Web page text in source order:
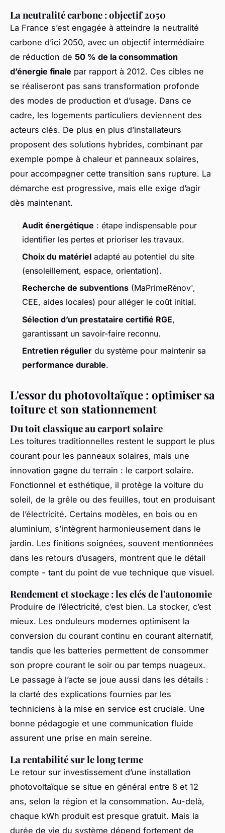
La neutralité carbone : objectif 2050
La France s’est engagée à atteindre la neutralité
carbone d’ici 2050, avec un objectif intermédiaire
de réduction de 50 % de la consommation
d’énergie finale par rapport à 2012. Ces cibles ne
se réaliseront pas sans transformation profonde
des modes de production et d’usage. Dans ce
cadre, les logements particuliers deviennent des
acteurs clés. De plus en plus d’installateurs
proposent des solutions hybrides, combinant par
exemple pompe à chaleur et panneaux solaires,
pour accompagner cette transition sans rupture. La
démarche est progressive, mais elle exige d’agir
dès maintenant.
Audit énergétique : étape indispensable pour
identifier les pertes et prioriser les travaux.
Choix du matériel adapté au potentiel du site
(ensoleillement, espace, orientation).
Recherche de subventions (MaPrimeRénov',
CEE, aides locales) pour alléger le coût initial.
Sélection d’un prestataire certifié RGE,
garantissant un savoir-faire reconnu.
Entretien régulier du système pour maintenir sa
performance durable.
L'essor du photovoltaïque : optimiser sa
toiture et son stationnement
Du toit classique au carport solaire
Les toitures traditionnelles restent le support le plus
courant pour les panneaux solaires, mais une
innovation gagne du terrain : le carport solaire.
Fonctionnel et esthétique, il protège la voiture du
soleil, de la grêle ou des feuilles, tout en produisant
de l’électricité. Certains modèles, en bois ou en
aluminium, s’intègrent harmonieusement dans le
jardin. Les finitions soignées, souvent mentionnées
dans les retours d’usagers, montrent que le détail
compte - tant du point de vue technique que visuel.
Rendement et stockage : les clés de l'autonomie
Produire de l’électricité, c’est bien. La stocker, c’est
mieux. Les onduleurs modernes optimisent la
conversion du courant continu en courant alternatif,
tandis que les batteries permettent de consommer
son propre courant le soir ou par temps nuageux.
Le passage à l’acte se joue aussi dans les détails :
la clarté des explications fournies par les
techniciens à la mise en service est cruciale. Une
bonne pédagogie et une communication fluide
assurent une prise en main sereine.
La rentabilité sur le long terme
Le retour sur investissement d’une installation
photovoltaïque se situe en général entre 8 et 12
ans, selon la région et la consommation. Au-delà,
chaque kWh produit est presque gratuit. Mais la
durée de vie du système dépend fortement de